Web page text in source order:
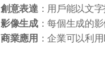
創意表達：用戶能以文
影像生成：每個生成的
商業應用 ：企業可以利